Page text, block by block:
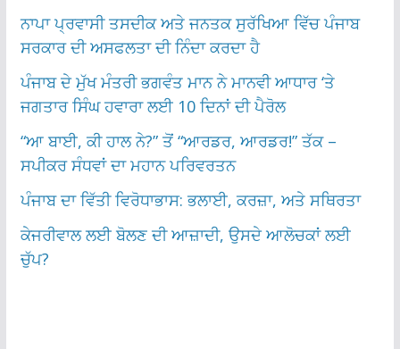
ਨਾਪਾ ਪ੍ਰਵਾਸੀ ਤਸਦੀਕ ਅਤੇ ਜਨਤਕ ਸੁਰੱਖਿਆ ਵਿੱਚ ਪੰਜਾਬ
ਸਰਕਾਰ ਦੀ ਅਸਫਲਤਾ ਦੀ ਨਿੰਦਾ ਕਰਦਾ ਹੈ
ਪੰਜਾਬ ਦੇ ਮੁੱਖ ਮੰਤਰੀ ਭਗਵੰਤ ਮਾਨ ਨੇ ਮਾਨਵੀ ਆਧਾਰ ‘ਤੇ
ਜਗਤਾਰ ਸਿੰਘ ਹਵਾਰਾ ਲਈ 10 ਦਿਨਾਂ ਦੀ ਪੈਰੋਲ
“ਆ ਬਾਈ, ਕੀ ਹਾਲ ਨੇ?” ਤੋਂ “ਆਰਡਰ, ਆਰਡਰ!” ਤੱਕ –
ਸਪੀਕਰ ਸੰਧਵਾਂ ਦਾ ਮਹਾਨ ਪਰਿਵਰਤਨ
ਪੰਜਾਬ ਦਾ ਵਿੱਤੀ ਵਿਰੋਧਾਭਾਸ: ਭਲਾਈ, ਕਰਜ਼ਾ, ਅਤੇ ਸਥਿਰਤਾ
ਕੇਜਰੀਵਾਲ ਲਈ ਬੋਲਣ ਦੀ ਆਜ਼ਾਦੀ, ਉਸਦੇ ਆਲੋਚਕਾਂ ਲਈ
ਚੁੱਪ?